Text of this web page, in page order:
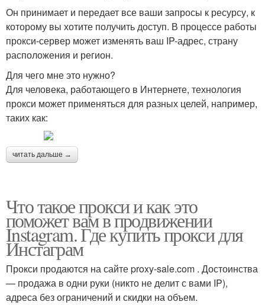
Он принимает и передает все ваши запросы к ресурсу, к
которому вы хотите получить доступ. В процессе работы
прокси-сервер может изменять ваш IP-адрес, страну
расположения и регион.
Для чего мне это нужно?
Для человека, работающего в Интернете, технология
прокси может применяться для разных целей, например,
таких как:
читать дальше →
Что такое прокси и как это
поможет вам в продвижении
Instagram. Где купить прокси для
Инстаграм
Прокси продаются на сайте proxy-sale.com . Достоинства
— продажа в одни руки (никто не делит с вами IP),
адреса без ограничений и скидки на объем.